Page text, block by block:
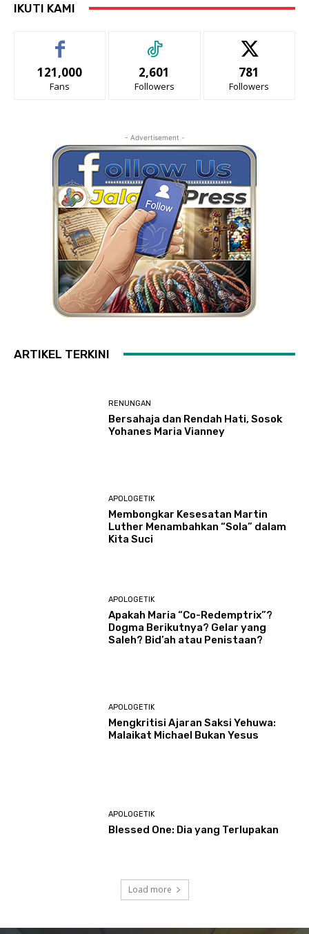
IKUTI KAMI
121,000
Fans
2,601
Followers
781
Followers
- Advertisement -
ARTIKEL TERKINI
RENUNGAN
Bersahaja dan Rendah Hati, Sosok
Yohanes Maria Vianney
APOLOGETIK
Membongkar Kesesatan Martin
Luther Menambahkan “Sola” dalam
Kita Suci
APOLOGETIK
Apakah Maria “Co-Redemptrix”?
Dogma Berikutnya? Gelar yang
Saleh? Bid’ah atau Penistaan?
APOLOGETIK
Mengkritisi Ajaran Saksi Yehuwa:
Malaikat Michael Bukan Yesus
APOLOGETIK
Blessed One: Dia yang Terlupakan
Load more